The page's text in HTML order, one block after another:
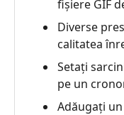
fișiere GIF
Diverse
calitatea
Setați
pe un
Adăugați